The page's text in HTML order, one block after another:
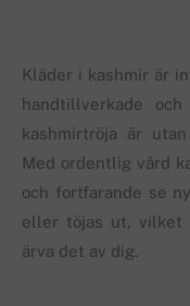
Kläder i kashmir är
handtillverkade
kashmirtröja är
Med ordentlig vård
och fortfarande se
eller töjas ut, vilket
ärva det av dig.